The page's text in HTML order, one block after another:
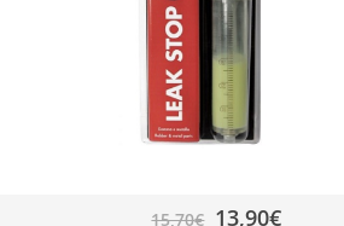
15,70€ 13,90€